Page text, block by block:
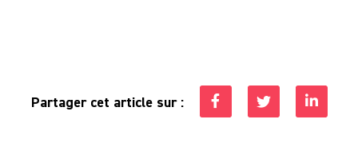
Partager cet article sur :